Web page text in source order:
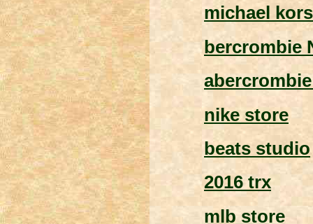
michael
bercrombie
nike store
beats studio
2016 trx
mlb store